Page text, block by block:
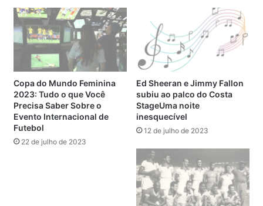
seguidas no Instagram
1- Alisha Lehmann – Suíça – 13,7 milhões
2- Alex Morgan – Estados Unidos – 10,1 milhão
3- Alexia Putellas – Espanha – 2;9 milhoes
4- Marta – Brasil – 2,6 milhão
5- Jordyn Huitema – Canadá – 1,6 milhão
6- Sam Kerr – Austrália – 1,2 milhão
Futebol
Copa do Mundo Feminina
2023: Tudo o que Você
Precisa Saber Sobre o
Evento Internacional de
Futebol
22 de julho de 2023
Ed Sheeran e Jimmy Fallon
subiu ao palco do Costa
StageUma noite
inesquecível
12 de julho de 2023